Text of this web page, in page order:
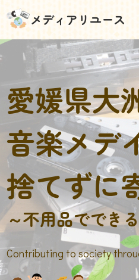
メディアリユース
愛媛県大
音楽メデ
捨てずに
～不用品ででき
Contributing to society